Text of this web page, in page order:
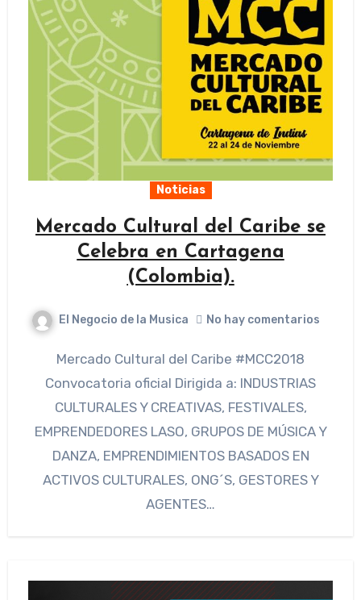
Noticias
Mercado Cultural del Caribe se
Celebra en Cartagena
(Colombia).
El Negocio de la Musica No hay comentarios
Mercado Cultural del Caribe #MCC2018
Convocatoria oficial Dirigida a: INDUSTRIAS
CULTURALES Y CREATIVAS, FESTIVALES,
EMPRENDEDORES LASO, GRUPOS DE MÚSICA Y
DANZA, EMPRENDIMIENTOS BASADOS EN
ACTIVOS CULTURALES, ONG´S, GESTORES Y
AGENTES…